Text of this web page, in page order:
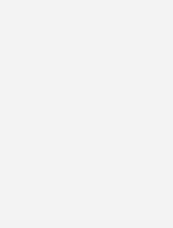
Reform der